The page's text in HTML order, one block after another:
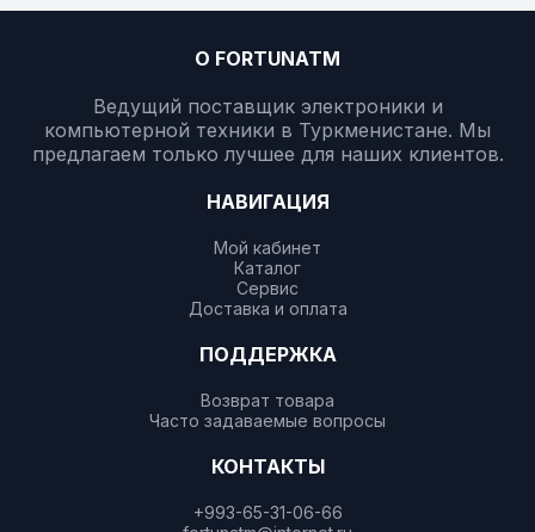
О FORTUNATM
Ведущий поставщик электроники и
компьютерной техники в Туркменистане. Мы
предлагаем только лучшее для наших клиентов.
НАВИГАЦИЯ
Мой кабинет
Каталог
Сервис
Доставка и оплата
ПОДДЕРЖКА
Возврат товара
Часто задаваемые вопросы
КОНТАКТЫ
+993-65-31-06-66